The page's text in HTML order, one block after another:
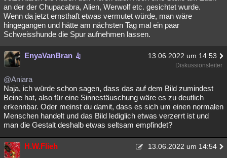
an der der Chupacabra, Alien, Werwolf etc. gesichtet wurde.
Wenn da jetzt ernsthaft etwas vermutet würde, man wäre
hingegangen und hätte am nächsten Tag mal ein paar
Schweisshunde die Spur aufnehmen lassen.
EnyaVanBran 13.06.2022 um 14:53
Diskussionsleiter
@Aniara
Naja, ich würde schon sagen, dass das auf dem Bild zumindest
Beine hat, also für eine Sinnestäuschung wäre es zu deutlich
erkennbar. Oder meinst du damit, dass es sich um einen normalen
Menschen handelt und das Bild lediglich etwas verzerrt ist und
man die Gestalt deshalb etwas seltsam empfindet?
H.W.Flieh 13.06.2022 um 14:54